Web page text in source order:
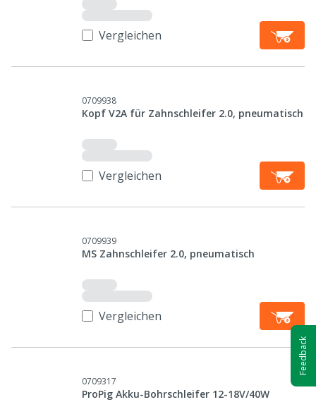
Vergleichen
0709938
Kopf V2A für Zahnschleifer 2.0, pneumatisch
Vergleichen
0709939
MS Zahnschleifer 2.0, pneumatisch
Vergleichen
0709317
ProPig Akku-Bohrschleifer 12-18V/40W
Feedback